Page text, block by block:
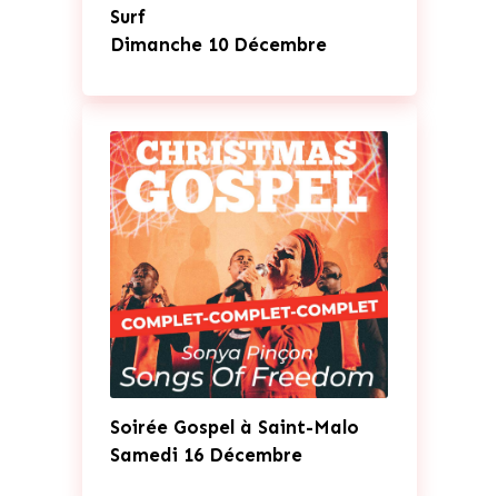
Surf
Dimanche 10 Décembre
Soirée Gospel à Saint-Malo
Samedi 16 Décembre